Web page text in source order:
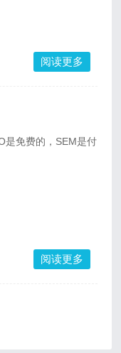
阅读更多
是免费的，SEM是付
阅读更多